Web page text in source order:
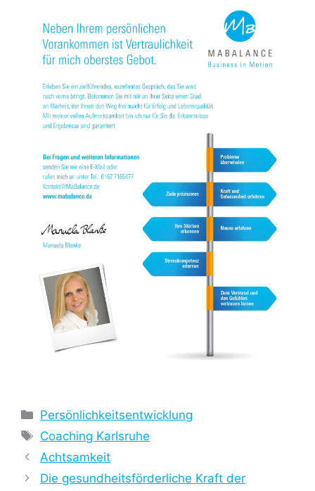
Kategorien
Persönlichkeitsentwicklung
Schlagwörter
Coaching Karlsruhe
Achtsamkeit
Die gesundheitsförderliche Kraft der